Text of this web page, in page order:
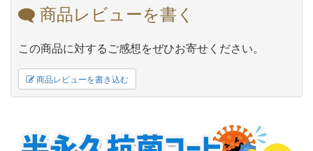
商品レビューを書く
この商品に対するご感想をぜひお寄せください。
商品レビューを書き込む